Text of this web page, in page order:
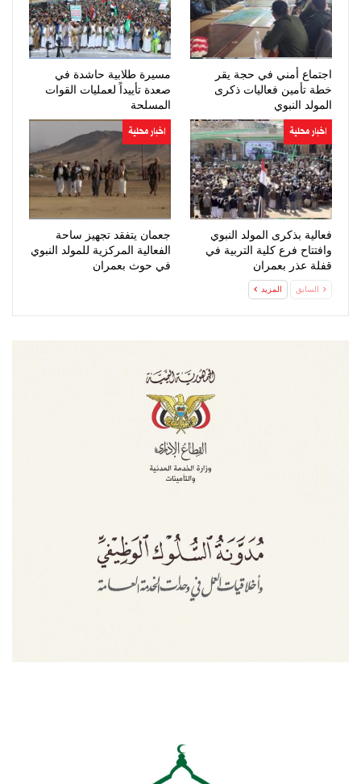
اجتماع أمني في حجة يقر
خطة تأمين فعاليات ذكرى
المولد النبوي
مسيرة طلابية حاشدة في
صعدة تأييداً لعمليات القوات
المسلحة
اخبار محلية
فعالية بذكرى المولد النبوي
وافتتاح فرع كلية التربية في
قفلة عذر بعمران
اخبار محلية
جعمان يتفقد تجهيز ساحة
الفعالية المركزية للمولد النبوي
في حوث بعمران
السابق المزيد